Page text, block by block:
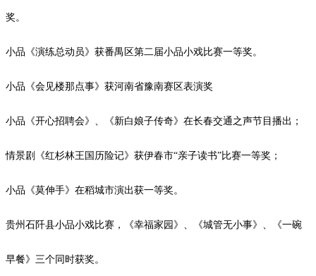
奖。
小品《演练总动员》获番禺区第二届小品小戏比赛一等奖。
小品《会见楼那点事》获河南省豫南赛区表演奖
小品《开心招聘会》、《新白娘子传奇》在长春交通之声节目播出；
情景剧《红杉林王国历险记》获伊春市“亲子读书”比赛一等奖；
小品《莫伸手》在稻城市演出获一等奖。
贵州石阡县小品小戏比赛，《幸福家园》、《城管无小事》、《一碗
早餐》三个同时获奖。